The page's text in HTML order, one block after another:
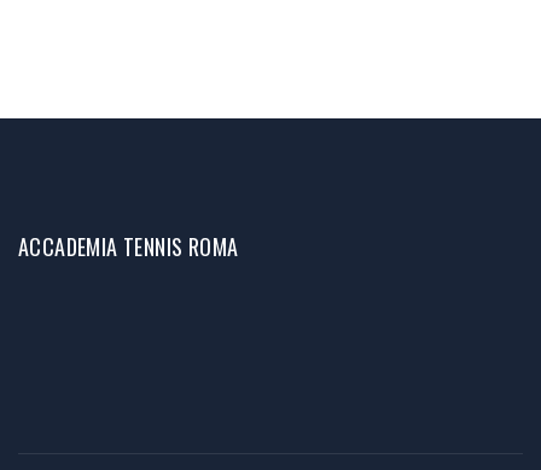
ACCADEMIA TENNIS ROMA